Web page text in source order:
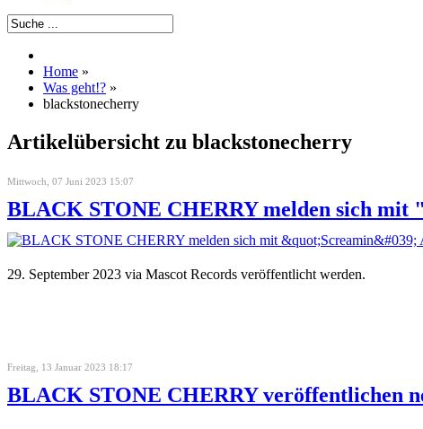
Home »
Was geht!? »
blackstonecherry
Artikelübersicht zu blackstonecherry
Mittwoch, 07 Juni 2023 15:07
BLACK STONE CHERRY melden sich mit
29. September 2023 via Mascot Records veröffentlicht werden.
Freitag, 13 Januar 2023 18:17
BLACK STONE CHERRY veröffentlichen